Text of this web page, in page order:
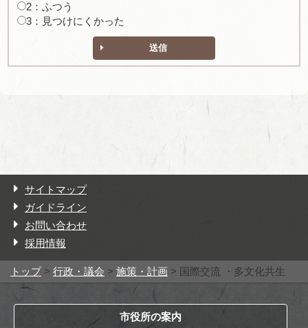
2：ふつう
3：見つけにくかった
送信
サイトマップ
ガイドライン
お問い合わせ
採用情報
トップ> 行政・議会 > 施策・計画 > 国際交流 ・多文化共生
市役所の案内